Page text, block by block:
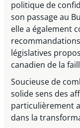
politique de
son passage au
elle a également
législatives
canadien de la
Soucieuse de
solide sens des
particulièrement
dans la